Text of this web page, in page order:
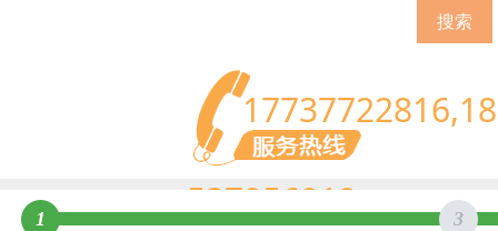
搜索
17737722816,18
537956919
1 3